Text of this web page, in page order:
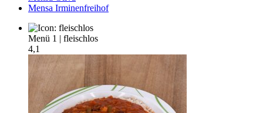
Mensa Irminenfreihof
Menü 1 | fleischlos
4,1